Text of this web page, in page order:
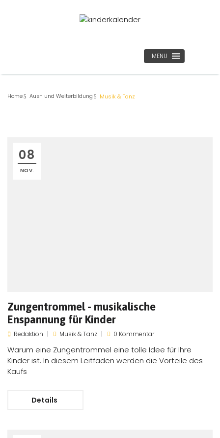
MENU
Home Aus- und Weiterbildung Musik & Tanz
08
NOV.
Zungentrommel - musikalische
Enspannung für Kinder
Redaktion Musik & Tanz 0 Kommentar
Warum eine Zungentrommel eine tolle Idee für Ihre
Kinder ist. In diesem Leitfaden werden die Vorteile des
Kaufs
Details